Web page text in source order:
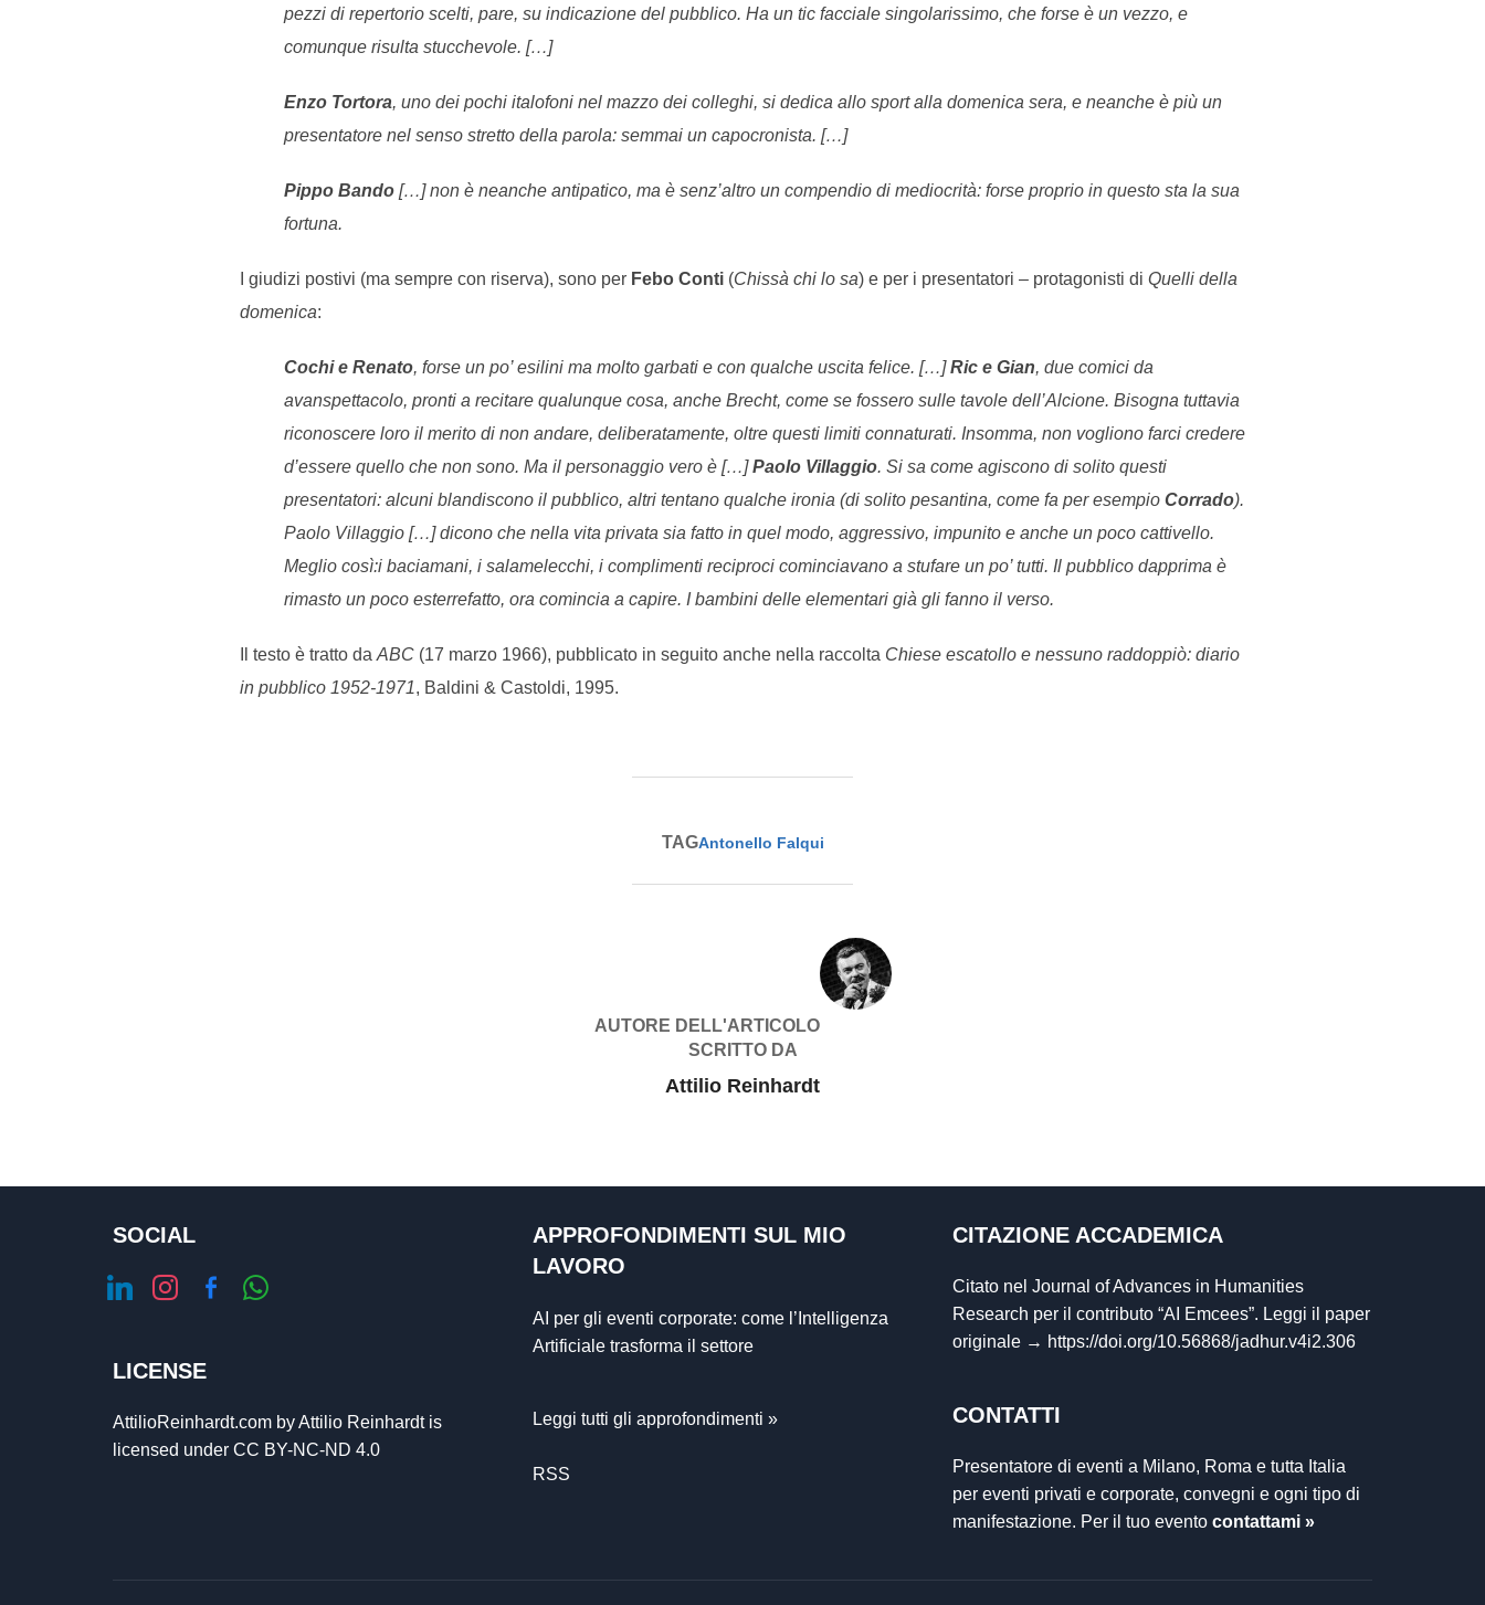
pezzi di repertorio scelti, pare, su indicazione del pubblico. Ha un tic facciale singolarissimo, che forse è un vezzo, e
comunque risulta stucchevole. […]
Enzo Tortora, uno dei pochi italofoni nel mazzo dei colleghi, si dedica allo sport alla domenica sera, e neanche è più un
presentatore nel senso stretto della parola: semmai un capocronista. […]
Pippo Bando […] non è neanche antipatico, ma è senz’altro un compendio di mediocrità: forse proprio in questo sta la sua
fortuna.
I giudizi postivi (ma sempre con riserva), sono per Febo Conti (Chissà chi lo sa) e per i presentatori – protagonisti di Quelli della
domenica:
Cochi e Renato, forse un po’ esilini ma molto garbati e con qualche uscita felice. […]Ric e Gian, due comici da
avanspettacolo, pronti a recitare qualunque cosa, anche Brecht, come se fossero sulle tavole dell’Alcione. Bisogna tuttavia
riconoscere loro il merito di non andare, deliberatamente, oltre questi limiti connaturati. Insomma, non vogliono farci credere
d’essere quello che non sono. Ma il personaggio vero è […]Paolo Villaggio. Si sa come agiscono di solito questi
presentatori: alcuni blandiscono il pubblico, altri tentano qualche ironia (di solito pesantina, come fa per esempio Corrado).
Paolo Villaggio […] dicono che nella vita privata sia fatto in quel modo, aggressivo, impunito e anche un poco cattivello.
Meglio così:i baciamani, i salamelecchi, i complimenti reciproci cominciavano a stufare un po’ tutti. Il pubblico dapprima è
rimasto un poco esterrefatto, ora comincia a capire. I bambini delle elementari già gli fanno il verso.
Il testo è tratto da ABC (17 marzo 1966), pubblicato in seguito anche nella raccolta Chiese escatollo e nessuno raddoppiò: diario
in pubblico 1952-1971, Baldini & Castoldi, 1995.
TAGAntonello Falqui
AUTORE DELL'ARTICOLO
SCRITTO DA
Attilio Reinhardt
SOCIAL
linkedininstagramfacebook-whatsapp
LICENSE
AttilioReinhardt.com byAttilio Reinhardtis
licensed under CC BY-NC-ND 4.0
APPROFONDIMENTI SUL MIO
LAVORO
AI per gli eventi corporate: come l’Intelligenza
Artificiale trasforma il settore
Leggi tutti gli approfondimenti »
RSS
CITAZIONE ACCADEMICA
Citato nel Journal of Advances in Humanities
Research per il contributo “AI Emcees”. Leggi il paper
originale → https://doi.org/10.56868/jadhur.v4i2.306
CONTATTI
Presentatore di eventi a Milano, Roma e tutta Italia
per eventi privati e corporate, convegni e ogni tipo di
manifestazione. Per il tuo evento contattami »